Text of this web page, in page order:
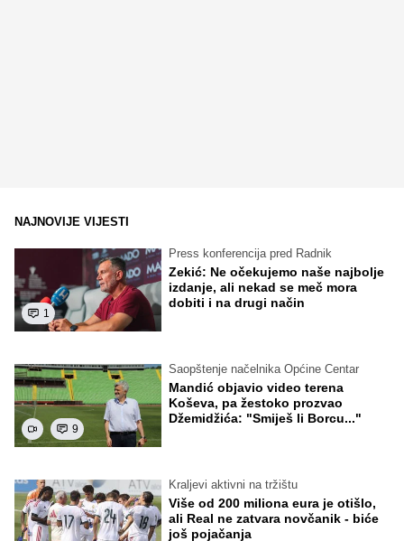
NAJNOVIJE VIJESTI
1
Press konferencija pred Radnik
Zekić: Ne očekujemo naše najbolje
izdanje, ali nekad se meč mora
dobiti i na drugi način
9
Saopštenje načelnika Općine Centar
Mandić objavio video terena
Koševa, pa žestoko prozvao
Džemidžića: "Smiješ li Borcu..."
Kraljevi aktivni na tržištu
Više od 200 miliona eura je otišlo,
ali Real ne zatvara novčanik - biće
još pojačanja